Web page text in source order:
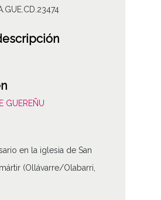
GUEREÑU
en la iglesia de San
(Ollávarre/Olabarri,